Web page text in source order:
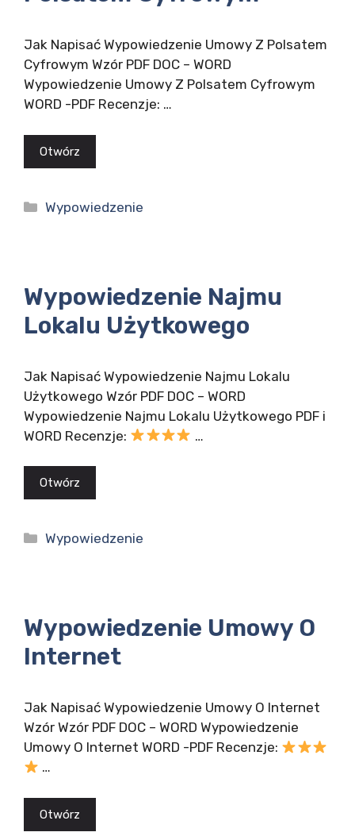
Jak Napisać Wypowiedzenie Umowy Z Polsatem
Cyfrowym Wzór PDF DOC – WORD
Wypowiedzenie Umowy Z Polsatem Cyfrowym
WORD -PDF Recenzje: …
Otwórz
Kategorie
Wypowiedzenie
Wypowiedzenie Najmu
Lokalu Użytkowego
Jak Napisać Wypowiedzenie Najmu Lokalu
Użytkowego Wzór PDF DOC – WORD
Wypowiedzenie Najmu Lokalu Użytkowego PDF i
WORD Recenzje:
…
Otwórz
Kategorie
Wypowiedzenie
Wypowiedzenie Umowy O
Internet
Jak Napisać Wypowiedzenie Umowy O Internet
Wzór Wzór PDF DOC – WORD Wypowiedzenie
Umowy O Internet WORD -PDF Recenzje:
…
Otwórz